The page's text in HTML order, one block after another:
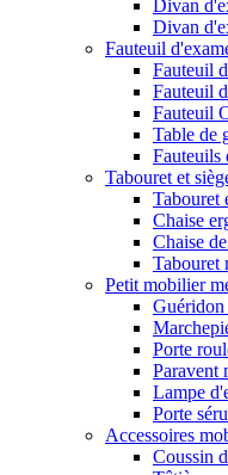
Divan
Divan
Fauteuil
Fauteuil
Fauteuil
Fauteuil
Table de
Fauteuils
Tabouret et
Tabouret
Chaise
Chaise
Tabouret
Petit mobilier
Guéridon
Porte
Paravent
Lampe
Porte
Accessoires
Coussin